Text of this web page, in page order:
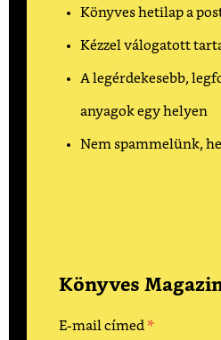
Könyves hetilap a
Kézzel válogatott
A legérdekesebb,
anyagok egy helyen
Nem spammelünk,
Könyves
E-mail címed*